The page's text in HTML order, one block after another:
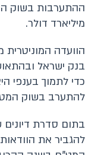
מיליארד דולר.
הוועדה
בנק ישראל
כדי לתמוך בענפי
להתערב בשוק
בתום סדרת דיונים
להגביר את